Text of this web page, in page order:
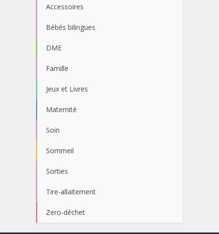
Accessoires
Bébés bilingues
DME
Famille
Jeux et Livres
Maternité
Soin
Sommeil
Sorties
Tire-allaitement
Zero-déchet